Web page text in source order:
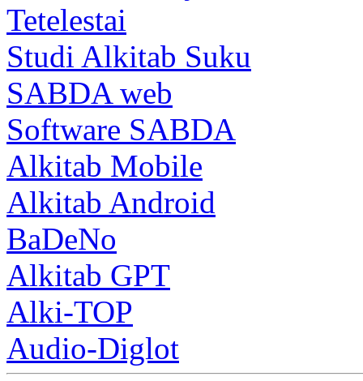
Tetelestai
Studi Alkitab Suku
SABDA web
Software SABDA
Alkitab Mobile
Alkitab Android
BaDeNo
Alkitab GPT
Alki-TOP
Audio-Diglot